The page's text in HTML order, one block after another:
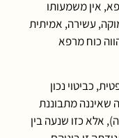
אין משמעותו
עשירה, אמיתית
כוח מרפא
כביטוי נכון
שאיננה מתבוננת
אלא כזו שנעה בין